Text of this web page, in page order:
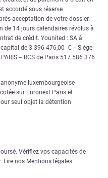
accordé sous réserve
acceptation de votre dossier.
de 14 jours calendaires révolus à
de crédit. Younited : SA à
de 3 396 476,00 € – Siège
– RCS de Paris 517 586 376
luxembourgeoise
sur Euronext Paris et
seul objet la détention
Vérifiez vos capacités de
Lire nos Mentions légales.